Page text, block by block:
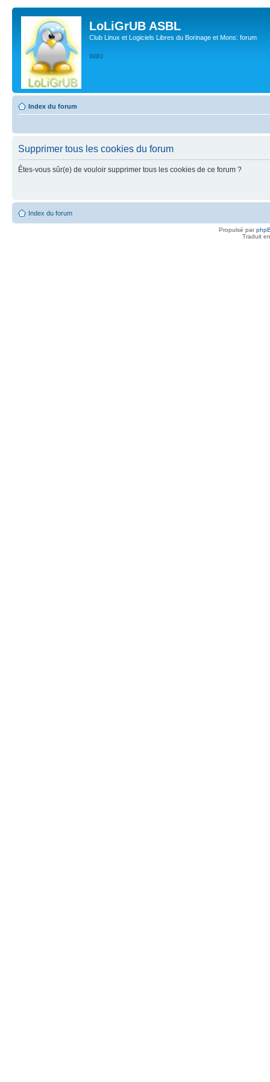
LoLiGrUB ASBL
Club Linux et Logiciels Libres du Borinage et Mons: forum
WIKI
Index du forum
Supprimer tous les cookies du forum
Êtes-vous sûr(e) de vouloir supprimer tous les cookies de ce forum ?
Index du forum
Propulsé par
Traduit